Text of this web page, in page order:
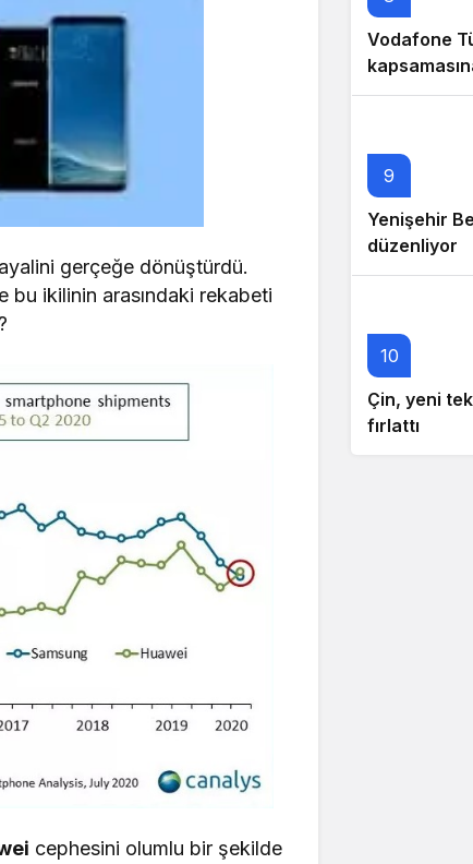
gerçeğe dönüştürdü.
bu ikilinin arasındaki rekabeti
cephesini olumlu bir şekilde
Vodafone
9
Yenişehir
düzenliyor
10
Çin, yeni
fırlattı